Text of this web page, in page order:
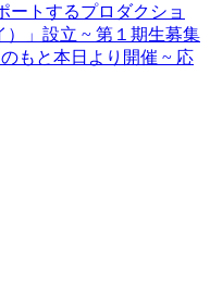
ートするプロダクショ
）」設立 ~ 第１期生募集
もと本日より開催 ~ 応